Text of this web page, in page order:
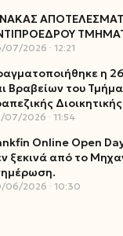
07/2026 12:21
η
Βραβείων του
Διοικητικής
07/2026 11:54
Online Open
ξεκινά από το
06/2026 10:30